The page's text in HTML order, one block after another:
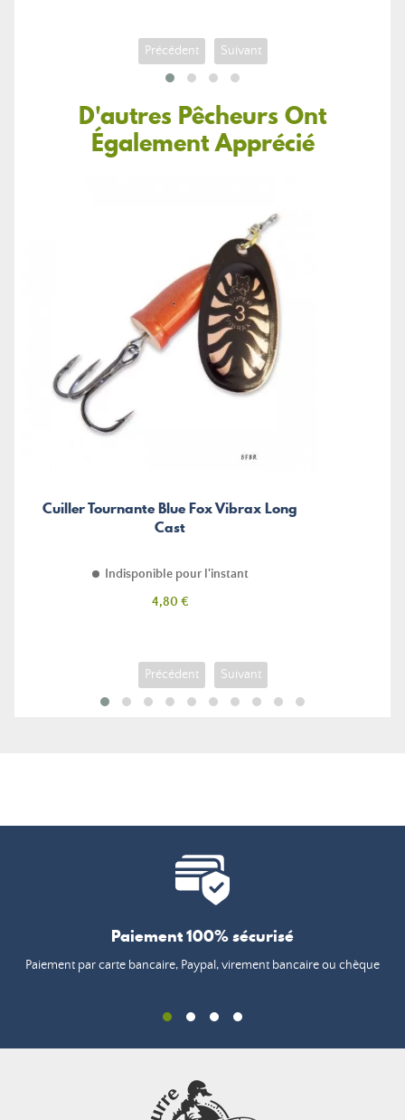
Précédent Suivant
D'autres Pêcheurs Ont
Également Apprécié
Cuiller Tournante Blue Fox Vibrax Long
Cast
Indisponible pour l'instant
Prix
4,80 €
Précédent Suivant
Paiement 100% sécurisé
Paiement par carte bancaire, Paypal, virement bancaire ou chèque